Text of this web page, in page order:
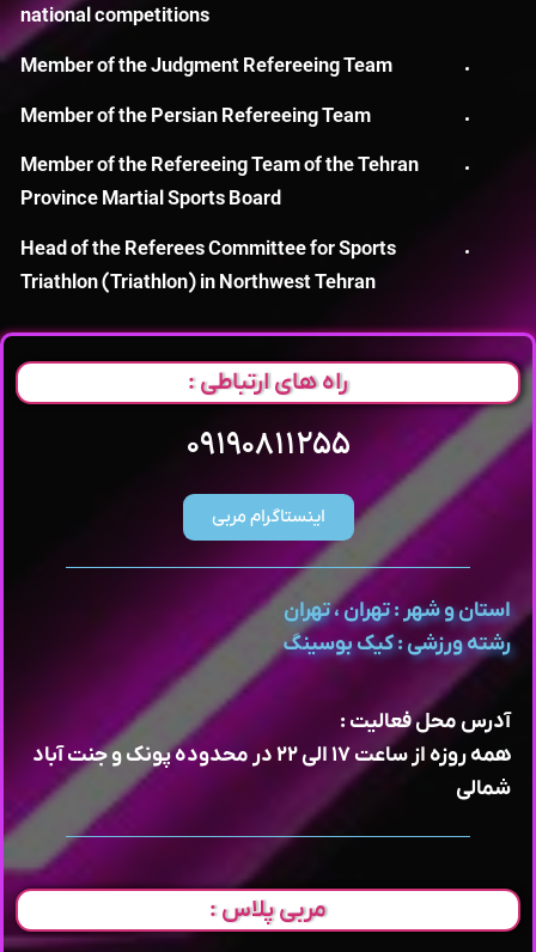
national competitions
Member of the Judgment Refereeing Team
Member of the Persian Refereeing Team
Member of the Refereeing Team of the Tehran
Province Martial Sports Board
Head of the Referees Committee for Sports
Triathlon (Triathlon) in Northwest Tehran
راه های ارتباطی :
۰۹۱۹۰۸۱۱۲۵۵
اینستاگرام مربی
استان و شهر : تهران ، تهران
رشته ورزشی : کیک بوسینگ
آدرس محل فعالیت :
همه روزه از ساعت ۱۷ الی ۲۲ در محدوده پونک و جنت آباد
شمالی
مربی پلاس :